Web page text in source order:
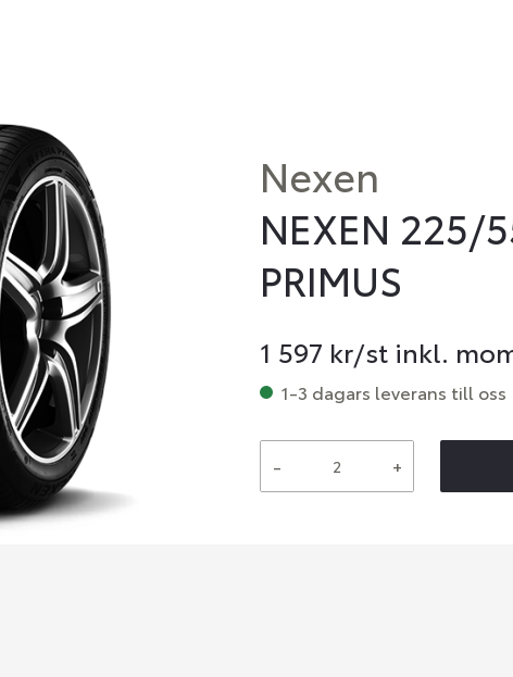
Nexen
NEXEN 225/
PRIMUS
1 597 kr/st inkl.
1-3 dagars leverans till oss
- +